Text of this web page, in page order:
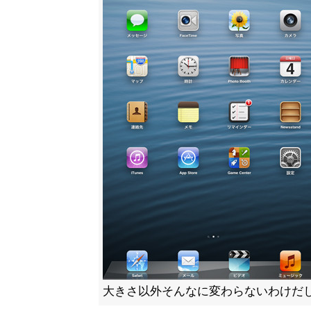
大きさ以外そんなに変わらないわけだ